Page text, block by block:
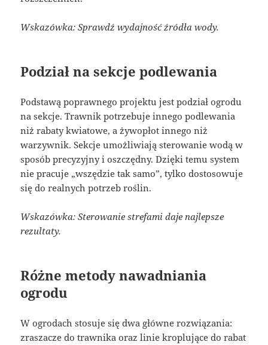
Wskazówka: Sprawdź wydajność źródła wody.
Podział na sekcje podlewania
Podstawą poprawnego projektu jest podział ogrodu
na sekcje. Trawnik potrzebuje innego podlewania
niż rabaty kwiatowe, a żywopłot innego niż
warzywnik. Sekcje umożliwiają sterowanie wodą w
sposób precyzyjny i oszczędny. Dzięki temu system
nie pracuje „wszędzie tak samo”, tylko dostosowuje
się do realnych potrzeb roślin.
Wskazówka: Sterowanie strefami daje najlepsze
rezultaty.
Różne metody nawadniania
ogrodu
W ogrodach stosuje się dwa główne rozwiązania:
zraszacze do trawnika oraz linie kroplujące do rabat